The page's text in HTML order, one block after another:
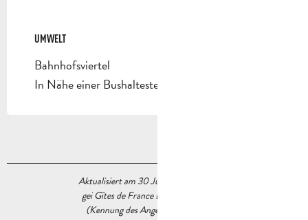
UMWELT
UMWELT
Bahnhofsviertel
In Nähe einer Bushaltestelle
Aktualisiert am 30 Juni 2026 Um 13:46
gei Gîtes de France Bouches du Rhône
(Kennung des Angebots :